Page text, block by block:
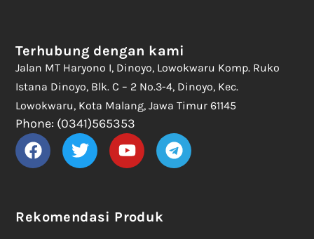
Rekomendasi Produk
Terhubung dengan kami
Jalan MT Haryono I, Dinoyo, Lowokwaru Komp. Ruko
Istana Dinoyo, Blk. C – 2 No.3-4, Dinoyo, Kec.
Lowokwaru, Kota Malang, Jawa Timur 61145
Phone: (0341)565353